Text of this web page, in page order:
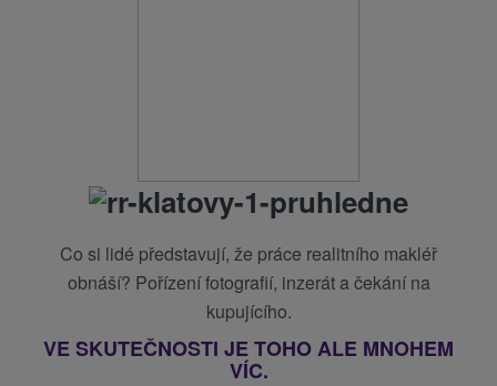
Co si lidé představují, že práce realitního makléř
obnáší? Pořízení fotografií, inzerát a čekání na
kupujícího.
VE SKUTEČNOSTI JE TOHO ALE MNOHEM
VÍC.